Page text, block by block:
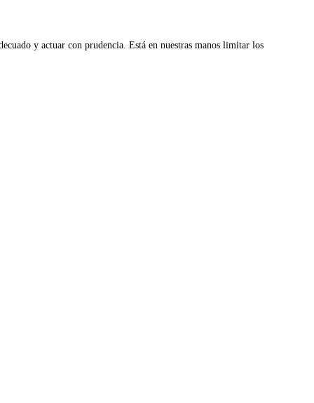
y actuar con prudencia. Está en nuestras manos limitar los